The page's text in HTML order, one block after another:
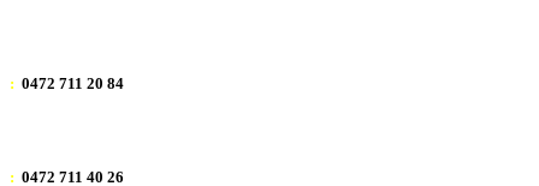
: 0472 711 20 84
: 0472 711 40 26